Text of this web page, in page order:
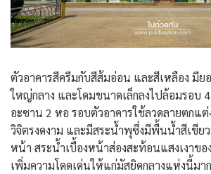
ตัวอาคารสีครีมกับสีส้มอ่อน และสีเหลือง มีย
ใหญ่กลาง และโดมขนาดเล็กลงไปล้อมรอบ
อะซาน 2 หอ รอบตัวอาคารใช้ลวดลายตกแ
วิจิตรงดงาม และมีสระน้ำพุซึ่งมีพื้นน้ำสีเขีย
หน้า สระน้ำเบื้องหน้าส่องสะท้อนแสงเงาขอ
เพิ่มความโดดเด่นให้แก่มัสยิดกลางแห่งนี้มา